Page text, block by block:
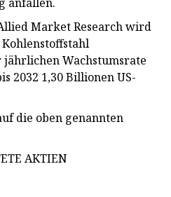
Market Research wird
Wachstumsrate
2032 1,30 Billionen US-
die oben genannten
AKTIEN